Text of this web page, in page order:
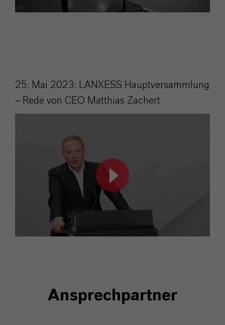
25. Mai 2023: LANXESS Hauptversammlung
– Rede von CEO Matthias Zachert
Ansprechpartner